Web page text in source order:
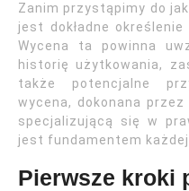
Zanim przystąpimy do
jest dokładne
Wycena ta powinna
historię użytkowania,
także potencjalne
wycena, dokonana
specjalizującą się w
jest fundamentem
Pierwsze kroki